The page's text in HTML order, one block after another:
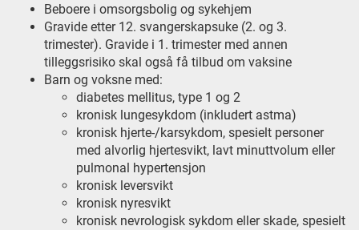
Beboere i omsorgsbolig og sykehjem
Gravide etter 12. svangerskapsuke (2. og 3.
trimester). Gravide i 1. trimester med annen
tilleggsrisiko skal også få tilbud om vaksine
Barn og voksne med:
diabetes mellitus, type 1 og 2
kronisk lungesykdom (inkludert astma)
kronisk hjerte-/karsykdom, spesielt personer
med alvorlig hjertesvikt, lavt minuttvolum eller
pulmonal hypertensjon
kronisk leversvikt
kronisk nyresvikt
kronisk nevrologisk sykdom eller skade, spesielt